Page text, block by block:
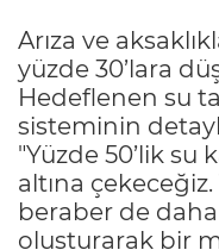
Arıza ve
yüzde 30’lara
Hedeflenen su
sisteminin
"Yüzde 50’lik su
altına
beraber de
oluşturarak bir